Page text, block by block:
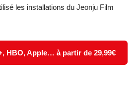
les installations du Jeonju Film
HBO, Apple… à partir de 29,99€